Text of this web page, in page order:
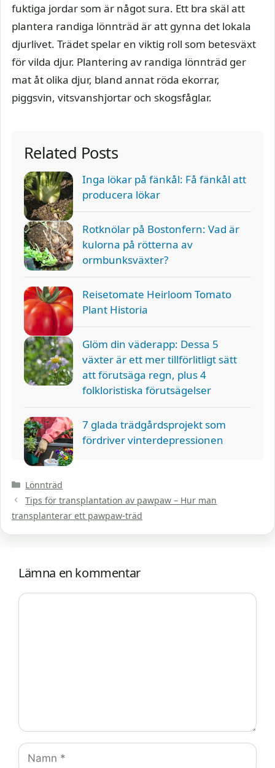
fuktiga jordar som är något sura. Ett bra skäl att
plantera randiga lönnträd är att gynna det lokala
djurlivet. Trädet spelar en viktig roll som betesväxt
för vilda djur. Plantering av randiga lönnträd ger
mat åt olika djur, bland annat röda ekorrar,
piggsvin, vitsvanshjortar och skogsfåglar.
Related Posts
Inga lökar på fänkål: Få fänkål att
producera lökar
Rotknölar på Bostonfern: Vad är
kulorna på rötterna av
ormbunksväxter?
Reisetomate Heirloom Tomato
Plant Historia
Glöm din väderapp: Dessa 5
växter är ett mer tillförlitligt sätt
att förutsäga regn, plus 4
folkloristiska förutsägelser
7 glada trädgårdsprojekt som
fördriver vinterdepressionen
Kategorier
Lönnträd
Tips för transplantation av pawpaw – Hur man
transplanterar ett pawpaw-träd
Lämna en kommentar
Kommentar
Namn